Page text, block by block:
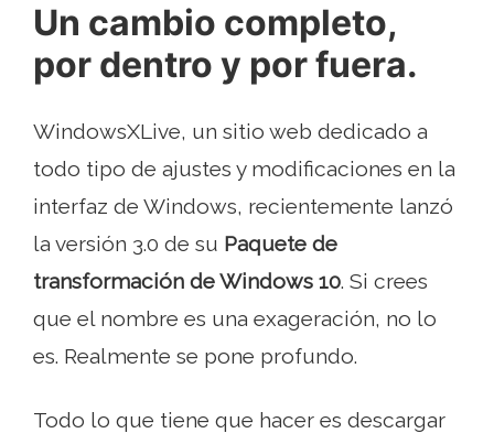
Un cambio completo,
por dentro y por fuera.
WindowsXLive, un sitio web dedicado a
todo tipo de ajustes y modificaciones en la
interfaz de Windows, recientemente lanzó
la versión 3.0 de su Paquete de
transformación de Windows 10. Si crees
que el nombre es una exageración, no lo
es. Realmente se pone profundo.
Todo lo que tiene que hacer es descargar